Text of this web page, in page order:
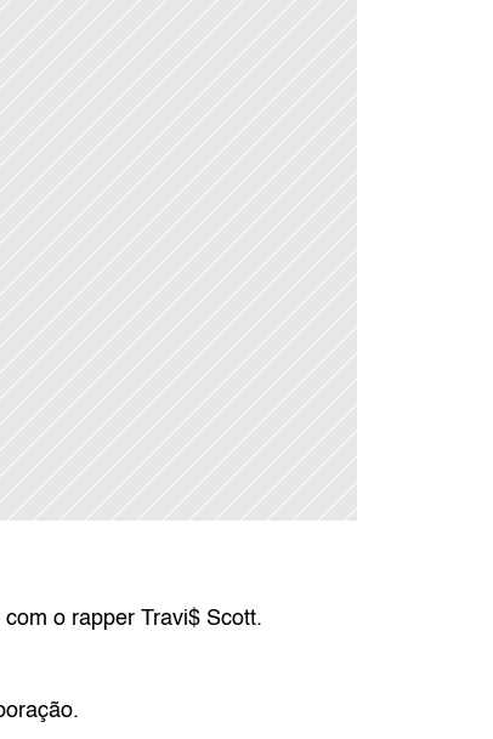
o rapper Travi$ Scott.